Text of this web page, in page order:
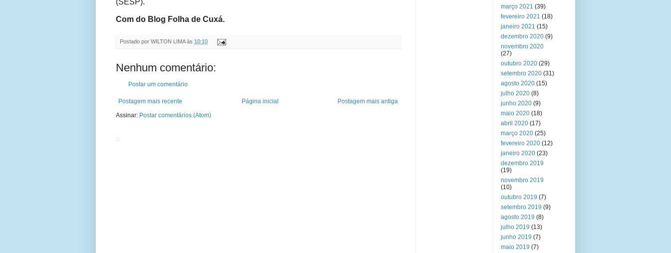
(SESP).
Com do Blog Folha de Cuxá.
Postado por WILTON LIMA às 10:10
Nenhum comentário:
Postar um comentário
Postagem mais recente Postagem mais antiga
Página inicial
Assinar: Postar comentários (Atom)
março 2021 (39)
fevereiro 2021 (18)
janeiro 2021 (15)
dezembro 2020 (9)
novembro 2020
(27)
outubro 2020 (29)
setembro 2020 (31)
agosto 2020 (15)
julho 2020 (8)
junho 2020 (9)
maio 2020 (18)
abril 2020 (17)
março 2020 (25)
fevereiro 2020 (12)
janeiro 2020 (23)
dezembro 2019
(19)
novembro 2019
(10)
outubro 2019 (7)
setembro 2019 (9)
agosto 2019 (8)
julho 2019 (13)
junho 2019 (7)
maio 2019 (7)